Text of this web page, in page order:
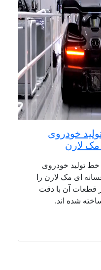
خودروی
لارن
خط تولید خودروی
ای مک لارن را
قطعات آن با دقت
شده اند.